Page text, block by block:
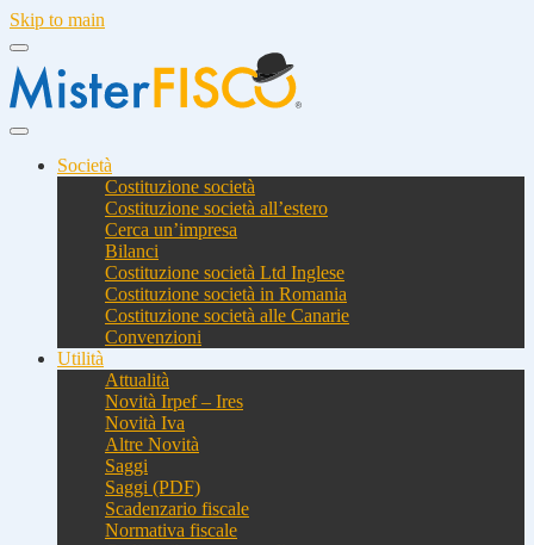
Skip to main
Società
Costituzione società
Costituzione società all’estero
Cerca un’impresa
Bilanci
Costituzione società Ltd Inglese
Costituzione società in Romania
Costituzione società alle Canarie
Convenzioni
Utilità
Attualità
Novità Irpef – Ires
Novità Iva
Altre Novità
Saggi
Saggi (PDF)
Scadenzario fiscale
Normativa fiscale